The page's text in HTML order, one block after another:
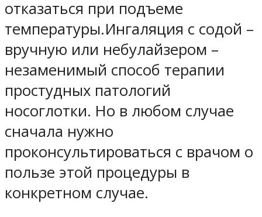
отказаться при подъеме
температуры.Ингаляция с содой –
вручную или небулайзером –
незаменимый способ терапии
простудных патологий
носоглотки. Но в любом случае
сначала нужно
проконсультироваться с врачом о
пользе этой процедуры в
конкретном случае.